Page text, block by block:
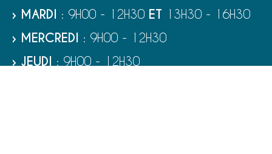
› MARDI : 9H00 - 12H30 ET 13H30 - 16H30
› MERCREDI : 9H00 - 12H30
› JEUDI : 9H00 - 12H30